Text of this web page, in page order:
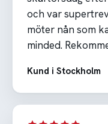
och var
möter nån som
minded.
Kund i Stockholm